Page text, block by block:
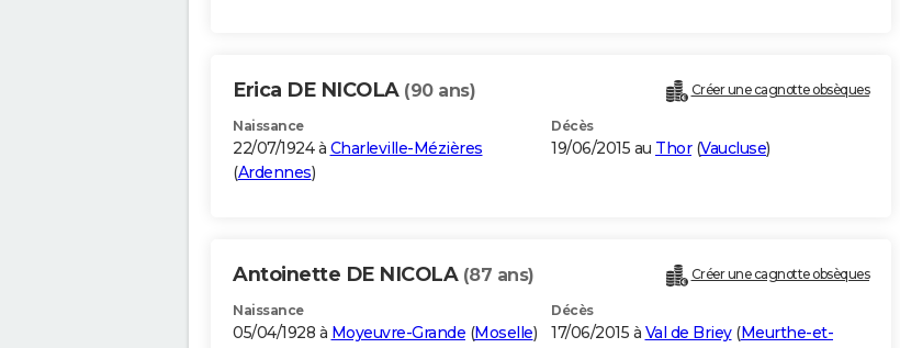
Erica DE NICOLA (90 ans) Créer une cagnotte obsèques
Naissance
22/07/1924 à Charleville-Mézières
(Ardennes)
Décès
19/06/2015 au Thor(Vaucluse)
Antoinette DE NICOLA (87 ans) Créer une cagnotte obsèques
Naissance
05/04/1928 à Moyeuvre-Grande (Moselle)
Décès
17/06/2015 à Val de Briey(Meurthe-et-